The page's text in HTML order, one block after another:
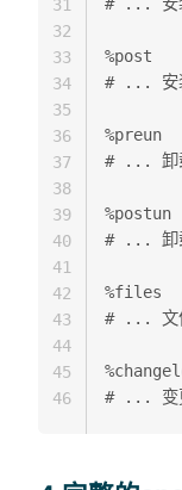
# ... 安
%post
# ... 安
%preun
# ... 卸
%postun
# ... 卸
%files
# ... 文
31
32
33
34
35
36
37
38
39
40
41
42
43
44
45
46